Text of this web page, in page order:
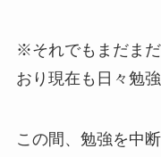
※それでもまだま
おり現在も日々勉
この間、勉強を中